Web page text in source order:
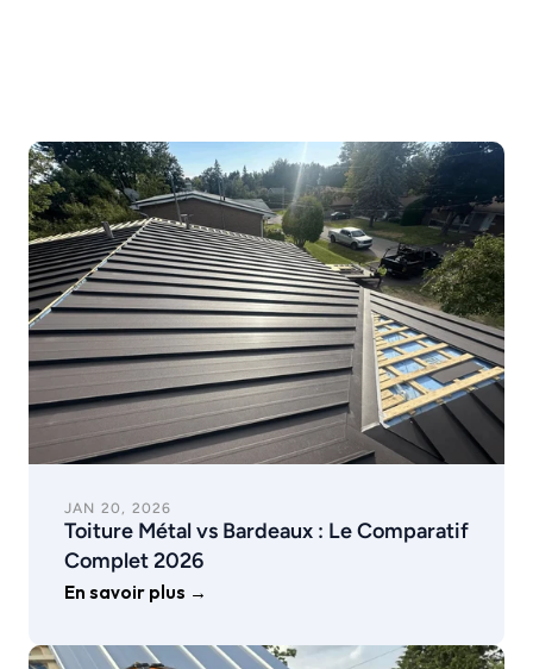
JAN 20, 2026
Toiture Métal vs Bardeaux : Le Comparatif
Complet 2026
En savoir plus →